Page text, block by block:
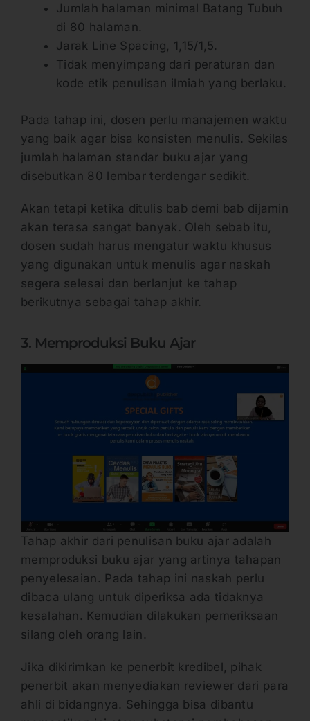
Jumlah halaman minimal Batang Tubuh
di 80 halaman.
Jarak Line Spacing, 1,15/1,5.
Tidak menyimpang dari peraturan dan
kode etik penulisan ilmiah yang berlaku.
Pada tahap ini, dosen perlu manajemen waktu
yang baik agar bisa konsisten menulis. Sekilas
jumlah halaman standar buku ajar yang
disebutkan 80 lembar terdengar sedikit.
Akan tetapi ketika ditulis bab demi bab dijamin
akan terasa sangat banyak. Oleh sebab itu,
dosen sudah harus mengatur waktu khusus
yang digunakan untuk menulis agar naskah
segera selesai dan berlanjut ke tahap
berikutnya sebagai tahap akhir.
3. Memproduksi Buku Ajar
Tahap akhir dari penulisan buku ajar adalah
memproduksi buku ajar yang artinya tahapan
penyelesaian. Pada tahap ini naskah perlu
dibaca ulang untuk diperiksa ada tidaknya
kesalahan. Kemudian dilakukan pemeriksaan
silang oleh orang lain.
Jika dikirimkan ke penerbit kredibel, pihak
penerbit akan menyediakan reviewer dari para
ahli di bidangnya. Sehingga bisa dibantu